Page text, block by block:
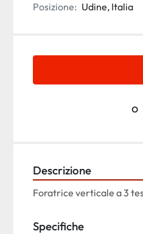
Posizione: Udine, Italia
o
Descrizione
Foratrice verticale a 3
Specifiche